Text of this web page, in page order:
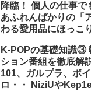
降臨！ 個人の仕事で
あふれんばかりの「
わる愛用品にほっこ
K-POPの基礎知識③
ション番組を徹底解
101、ガルプラ、ボ
ロ・・ NiziUや